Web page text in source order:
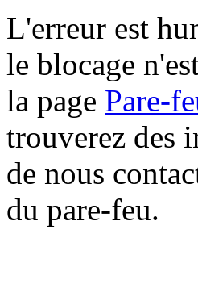
L'erreur est
le blocage
la page Pare-
trouverez des
de nous
du pare-feu.